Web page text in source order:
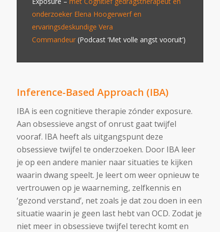
onderzoeker Elena Hoogerwerf en
ervaringsdeskundige Vera
Commandeur(Podcast ‘Met volle angst vooruit’)
Inference-Based Approach (IBA)
IBA is een cognitieve therapie zónder exposure.
Aan obsessieve angst of onrust gaat twijfel
vooraf. IBA heeft als uitgangspunt deze
obsessieve twijfel te onderzoeken. Door IBA leer
je op een andere manier naar situaties te kijken
waarin dwang speelt. Je leert om weer opnieuw te
vertrouwen op je waarneming, zelfkennis en
‘gezond verstand’, net zoals je dat zou doen in een
situatie waarin je geen last hebt van OCD. Zodat je
niet meer in obsessieve twijfel terecht komt en